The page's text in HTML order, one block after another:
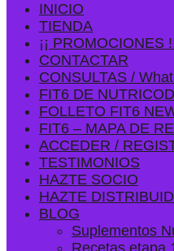
INICIO
TIENDA
¡¡ PROMOCIONES
CONTACTAR
CONSULTAS /
FIT6 DE
FOLLETO FIT6
FIT6 – MAPA DE
ACCEDER /
TESTIMONIOS
HAZTE SOCIO
HAZTE
BLOG
Suplementos
Recetas etapa